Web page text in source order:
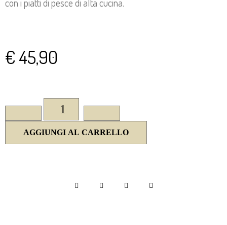
€45,90
AGGIUNGI AL CARRELLO